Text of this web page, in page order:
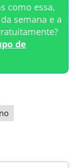
como essa,
semana e a
de